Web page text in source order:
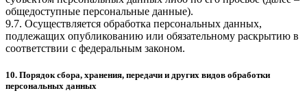
общедоступные персональные данные).
9.7. Осуществляется обработка персональных данных,
подлежащих опубликованию или обязательному раскрытию в
соответствии с федеральным законом.
10. Порядок сбора, хранения, передачи и других видов обработки
персональных данных